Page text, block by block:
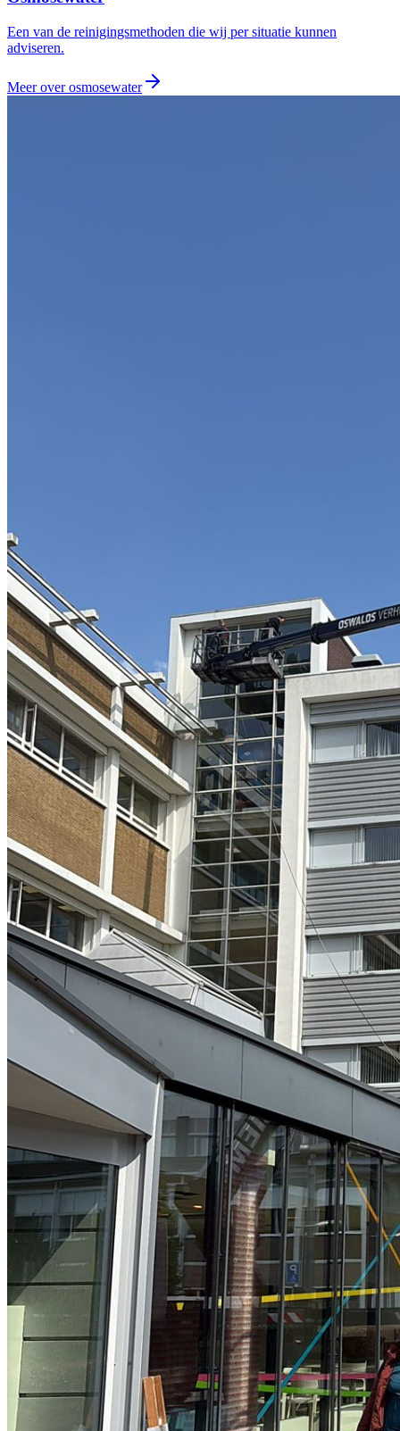
Een van de reinigingsmethoden die wij per situatie kunnen
adviseren.
Meer overosmosewater